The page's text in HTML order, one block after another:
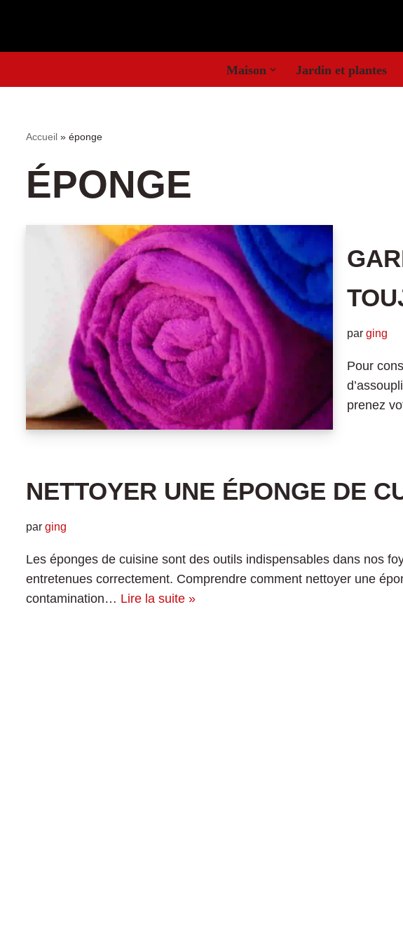
Maison Jardin et plantes
Accueil » éponge
ÉPONGE
par ging
Pour
prenez
NETTOYER UNE ÉPONGE DE
par ging
Les éponges de cuisine sont des outils indispensables dans nos
entretenues correctement. Comprendre comment nettoyer une
contamination… Lire la suite »